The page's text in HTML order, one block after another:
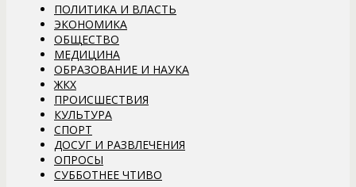
ПОЛИТИКА И ВЛАСТЬ
ЭКОНОМИКА
ОБЩЕСТВО
МЕДИЦИНА
ОБРАЗОВАНИЕ И НАУКА
ЖКХ
ПРОИСШЕСТВИЯ
КУЛЬТУРА
СПОРТ
ДОСУГ И РАЗВЛЕЧЕНИЯ
ОПРОСЫ
СУББОТНЕЕ ЧТИВО